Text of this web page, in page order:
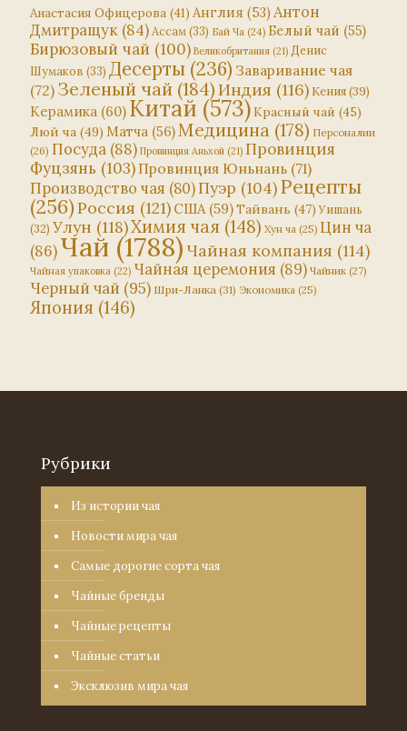
Анастасия Офицерова (41) Англия (53) Антон
Дмитращук (84) Ассам (33) Бай Ча (24) Белый чай (55)
Бирюзовый чай (100) Великобритания (21) Денис
Шумаков (33) Десерты (236) Заваривание чая
(72) Зеленый чай (184)Индия (116) Кения(39)
Керамика (60) Китай (573)Красный чай (45)
Люй ча (49) Матча (56) Медицина (178) Персоналии
(26) Посуда (88) Провинция Аньхой (21) Провинция
Фуцзянь (103) Провинция Юньнань (71)
Производство чая (80)Пуэр (104)Рецепты
(256)Россия (121) США (59)Тайвань (47) Уишань
(32) Улун (118)Химия чая (148) Хун ча (25) Цин ча
(86)Чай (1788)Чайная компания (114)
Чайная упаковка (22) Чайная церемония (89) Чайник (27)
Черный чай (95) Шри-Ланка (31) Экономика (25)
Япония (146)
Рубрики
Из истории чая
Новости мира чая
Самые дорогие сорта чая
Чайные бренды
Чайные рецепты
Чайные статьи
Эксклюзив мира чая